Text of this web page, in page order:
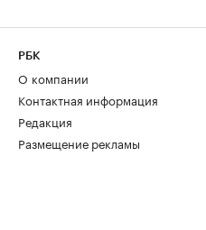
РБК
О компании
Контактная информация
Редакция
Размещение рекламы